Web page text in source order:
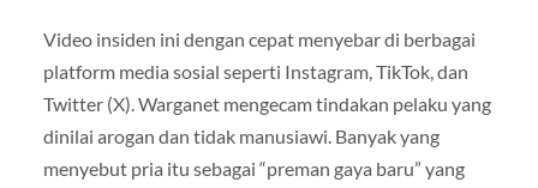
Video insiden ini dengan cepat menyebar di berbagai
platform media sosial seperti Instagram, TikTok, dan
Twitter (X). Warganet mengecam tindakan pelaku yang
dinilai arogan dan tidak manusiawi. Banyak yang
menyebut pria itu sebagai “preman gaya baru” yang